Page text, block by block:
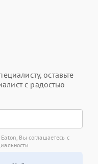
оставьте
с радостью
Вы соглашаетесь с